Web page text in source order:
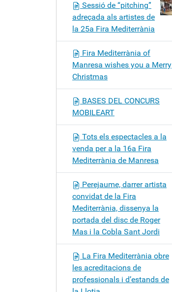
Sessió de “pitching”
adreçada als artistes de
la 25a Fira Mediterrània
Fira Mediterrània of
Manresa wishes you a Merry
Christmas
BASES DEL CONCURS
MOBILEART
Tots els espectacles a la
venda per a la 16a Fira
Mediterrània de Manresa
Perejaume, darrer artista
convidat de la Fira
Mediterrània, dissenya la
portada del disc de Roger
Mas i la Cobla Sant Jordi
La Fira Mediterrània obre
les acreditacions de
professionals i d’estands de